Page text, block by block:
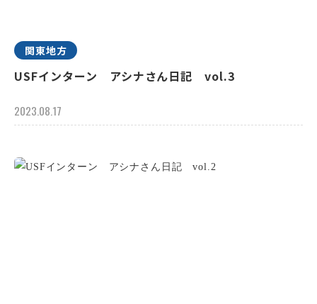
関東地方
USFインターン アシナさん日記 vol.3
2023.08.17